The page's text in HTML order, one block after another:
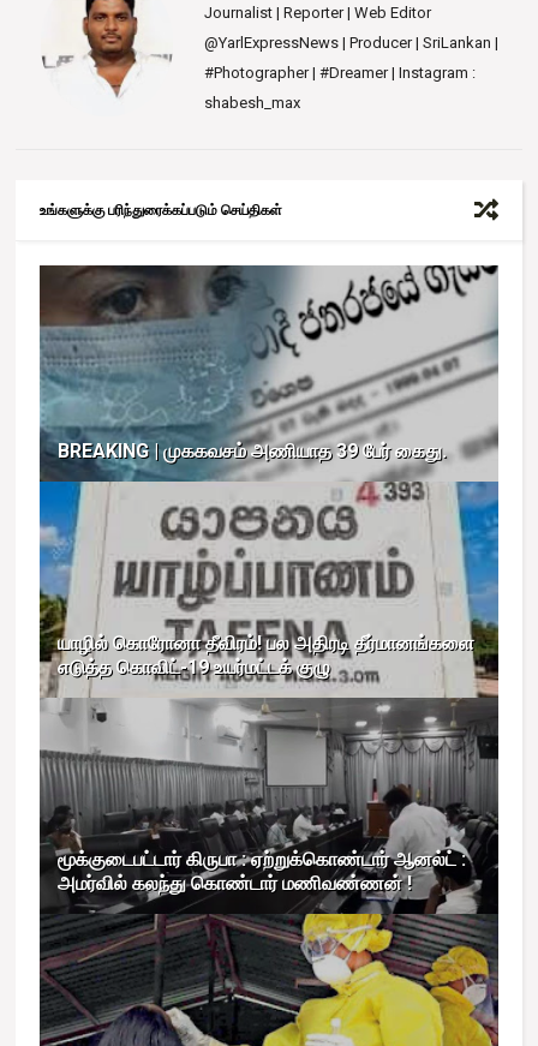
Journalist | Reporter | Web Editor
@YarlExpressNews | Producer | SriLankan |
#Photographer | #Dreamer | Instagram :
shabesh_max
உங்களுக்கு பரிந்துரைக்கப்படும் செய்திகள்
BREAKING | முககவசம் அணியாத 39 பேர் கைது.
யாழில் கொரோனா தீவிரம்! பல அதிரடி தீர்மானங்களை
எடுத்த கொவிட்-19 உயர்மட்டக் குழு
மூக்குடைபட்டார் கிருபா : ஏற்றுக்கொண்டார் ஆனல்ட் :
அமர்வில் கலந்து கொண்டார் மணிவண்ணன் !